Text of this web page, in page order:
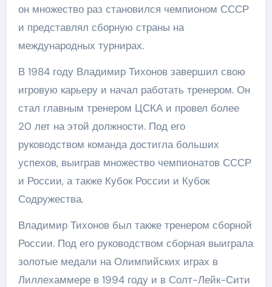
он множество раз становился чемпионом СССР
и представлял сборную страны на
международных турнирах.
В 1984 году Владимир Тихонов завершил свою
игровую карьеру и начал работать тренером. Он
стал главным тренером ЦСКА и провел более
20 лет на этой должности. Под его
руководством команда достигла больших
успехов, выиграв множество чемпионатов СССР
и России, а также Кубок России и Кубок
Содружества.
Владимир Тихонов был также тренером сборной
России. Под его руководством сборная выиграла
золотые медали на Олимпийских играх в
Лиллехаммере в 1994 году и в Солт-Лейк-Сити